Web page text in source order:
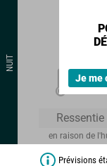
NUIT
Ressentie
en raison de
Je me
Prévisions